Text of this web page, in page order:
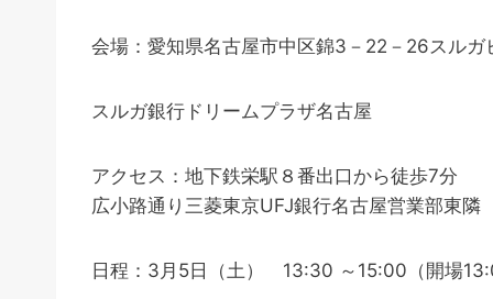
会場：愛知県名古屋市中区錦3－22－26スル
スルガ銀行ドリームプラザ名古屋
アクセス：地下鉄栄駅８番出口から徒歩7分
広小路通り三菱東京UFJ銀行名古屋営業部東隣
日程：3月5日（土） 13:30 ～15:00（開場